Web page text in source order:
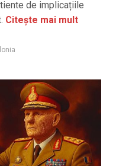
de implicațiile
Citește mai mult